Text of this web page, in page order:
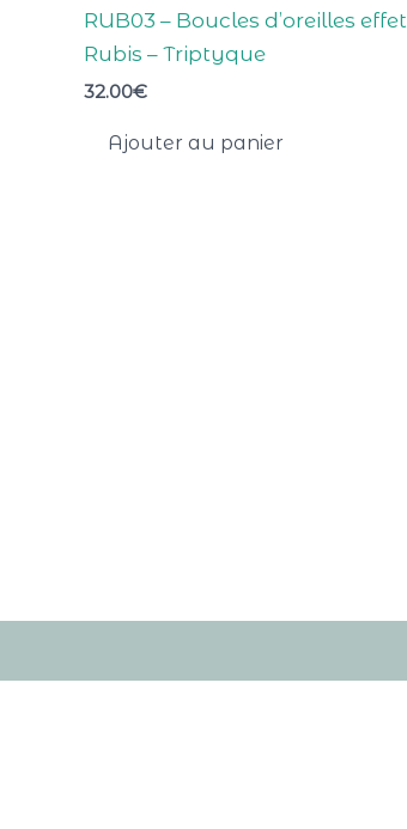
RUB03 – Boucles d’oreilles effet
Rubis – Triptyque
32.00€
Ajouter au panier